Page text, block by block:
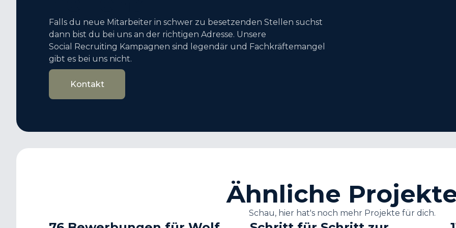
Falls du neue Mitarbeiter in schwer zu besetzenden Stellen suchst
dann bist du bei uns an der richtigen Adresse. Unsere
Social Recruiting Kampagnen sind legendär und Fachkräftemangel
gibt es bei uns nicht.
Kontakt
Kontakt
Ähnliche
Schau, hier hat's noch mehr Projekte für dich.